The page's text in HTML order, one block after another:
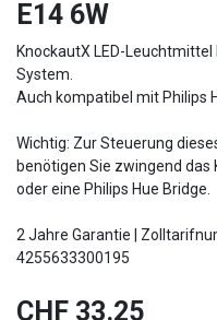
E14 6W
KnockautX LED-
System.
Auch kompatibel mit Philips
Wichtig: Zur Steuerung
benötigen Sie zwingend das
oder eine Philips Hue Bridge.
2 Jahre Garantie |
4255633300195
CHF 33.25